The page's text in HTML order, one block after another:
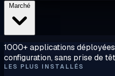
1000+ applications
configuration, sans prise de
LES PLUS INSTALLÉS